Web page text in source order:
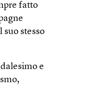
fatto
stesso
e